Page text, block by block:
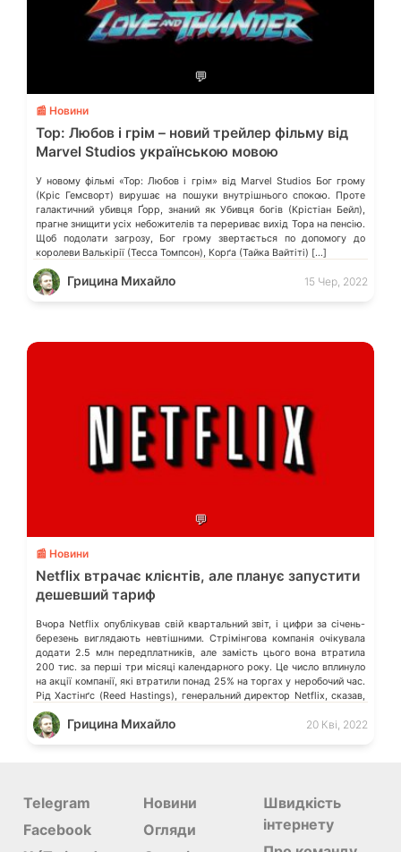
💬
📰 Новини
Тор: Любов і грім – новий трейлер фільму від
Marvel Studios українською мовою
У новому фільмі «Тор: Любов і грім» від Marvel Studios Бог грому
(Кріс Гемсворт) вирушає на пошуки внутрішнього спокою. Проте
галактичний убивця Ґорр, знаний як Убивця богів (Крістіан Бейл),
прагне знищити усіх небожителів та перериває вихід Тора на пенсію.
Щоб подолати загрозу, Бог грому звертається по допомогу до
королеви Валькірії (Тесса Томпсон), Корґа (Тайка Вайтіті) […]
Грицина Михайло 15 Чер, 2022
💬
📰 Новини
Netflix втрачає клієнтів, але планує запустити
дешевший тариф
Вчора Netflix опублікував свій квартальний звіт, і цифри за січень-
березень виглядають невтішними. Стрімінгова компанія очікувала
додати 2.5 млн передплатників, але замість цього вона втратила
200 тис. за перші три місяці календарного року. Це число вплинуло
на акції компанії, які втратили понад 25% на торгах у неробочий час.
Рід Хастінґс (Reed Hastings), генеральний директор Netflix, сказав,
що […]
Грицина Михайло 20 Кві, 2022
Telegram
Facebook
Новини
Огляди
Швидкість
інтернету